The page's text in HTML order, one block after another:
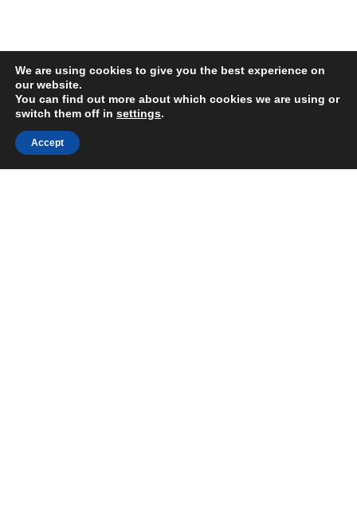
We are using cookies to give you the best experience on
our website.
You can find out more about which cookies we are using or
switch them off in settings.
Accept